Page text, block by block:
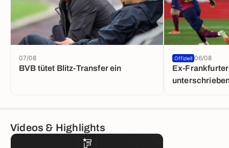
BVB tütet Blitz-Transfer ein
07/08
Ex-
Offiziell 06/08
Videos & Highlights